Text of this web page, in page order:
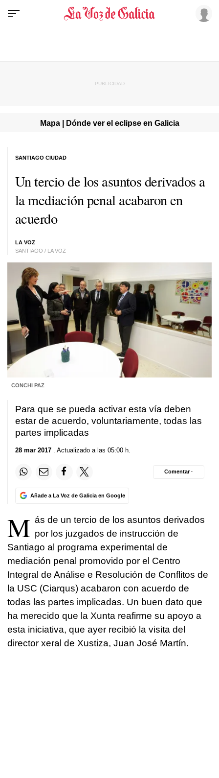
Mapa | Dónde ver el eclipse en Galicia
Un tercio de los asuntos derivados a
la mediación penal acabaron en
acuerdo
LA VOZ
SANTIAGO / LA VOZ
SANTIAGO CIUDAD
CONCHI PAZ
Para que se pueda activar esta vía deben
estar de acuerdo, voluntariamente, todas las
partes implicadas
28 mar 2017 . Actualizado a las 05:00 h.
Añade a La Voz de Galicia en Google
Comentar ·
M ás de un tercio de los asuntos derivados
por los juzgados de instrucción de
Santiago al programa experimental de
mediación penal promovido por el Centro
Integral de Análise e Resolución de Conflitos de
la USC (Ciarqus) acabaron con acuerdo de
todas las partes implicadas. Un buen dato que
ha merecido que la Xunta reafirme su apoyo a
esta iniciativa, que ayer recibió la visita del
director xeral de Xustiza, Juan José Martín.